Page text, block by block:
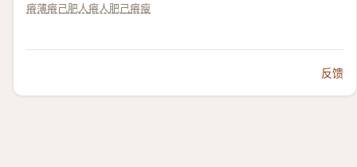
瘠薄瘠己肥人瘠人肥己瘠瘦
反馈